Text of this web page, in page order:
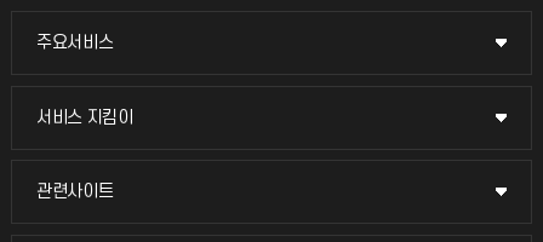
주요서비스
주요서비스
교무회의방송
서비스 지킴이
서비스 지킴이
묻고 답하기
관련사이트
관련사이트